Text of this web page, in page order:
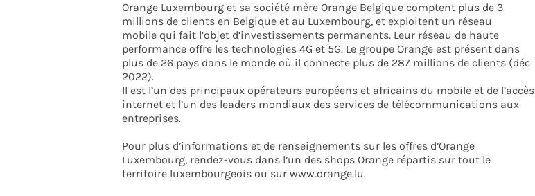
Orange Luxembourg et sa société mère Orange Belgique comptent plus de 3
millions de clients en Belgique et au Luxembourg, et exploitent un réseau
mobile qui fait l’objet d’investissements permanents. Leur réseau de haute
performance offre les technologies 4G et 5G. Le groupe Orange est présent dans
plus de 26 pays dans le monde où il connecte plus de 287 millions de clients (déc
2022).
Il est l’un des principaux opérateurs européens et africains du mobile et de l’accès
internet et l’un des leaders mondiaux des services de télécommunications aux
entreprises.
Pour plus d’informations et de renseignements sur les offres d’Orange
Luxembourg, rendez-vous dans l’un des shops Orange répartis sur tout le
territoire luxembourgeois ou sur www.orange.lu.